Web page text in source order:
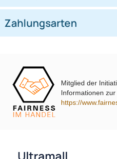
((0))
Mitglied der
Informationen zur
https://